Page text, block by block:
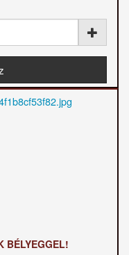
BÉLYEGGEL!